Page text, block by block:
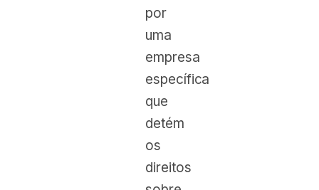
por
uma
empresa
específica
que
detém
os
direitos